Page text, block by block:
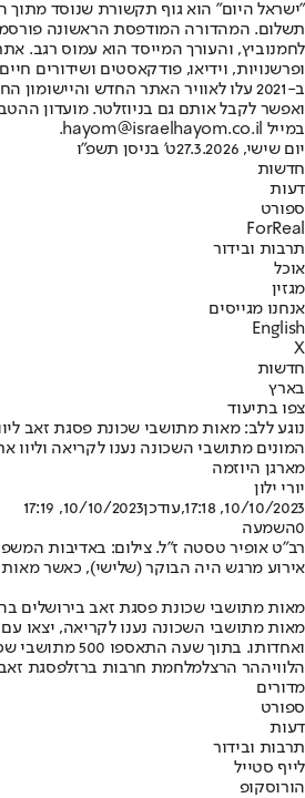
"ישראל היום" הוא גוף תקשורת שנוסד מתוך
ופרשנויות, וידיאו, פודקאסטים ושידורים
ב-2021 עלו לאוויר האתר החדש
ואפשר לקבל אותם גם בניוזלטר. מועדון
במייל hayom@israelhayom.co.il.
יום שישי, 27.3.2026
ט' בניסן תשפ"ו
חדשות
דעות
ספורט
ForReal
תרבות ובידור
אוכל
מגזין
אנחנו מגייסים
English
X
חדשות
בארץ
צפו בתיעוד
נוגע ללב: מאות מתושבי שכונת פסגת זאב
המונים מתושבי השכונה נענו לקריאה
מארגן היוזמה
יורי ילון
10/10/2023, 17:18
,עודכן10/10/2023, 17:19
0השמעה
רב״ט אופיר טסטה ז״ל. צילום: באדיבות
אירוע מרגש היה הבוקר (שלישי), כאשר
מאות מתושבי שכונת פסגת זאב בירושלים
מאות מתושבי השכונה נענו לקריאה, יצאו
ואחדותו. בתוך שעה התאספו 500 מתושבי שכונת פסגת זאב, שגם תרמו אלפי שקלים לרכישת הדגלים״.
הלוויההר הרצלמלחמת חרבות ברזלפסגת
מדורים
ספורט
דעות
תרבות ובידור
לייף סטייל
הורוסקופ